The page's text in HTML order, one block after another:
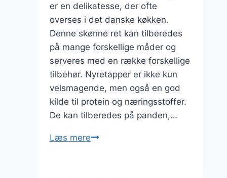
er en delikatesse, der ofte
overses i det danske køkken.
Denne skønne ret kan tilberedes
på mange forskellige måder og
serveres med en række forskellige
tilbehør. Nyretapper er ikke kun
velsmagende, men også en god
kilde til protein og næringsstoffer.
De kan tilberedes på panden,…
Læs mereNyretapper